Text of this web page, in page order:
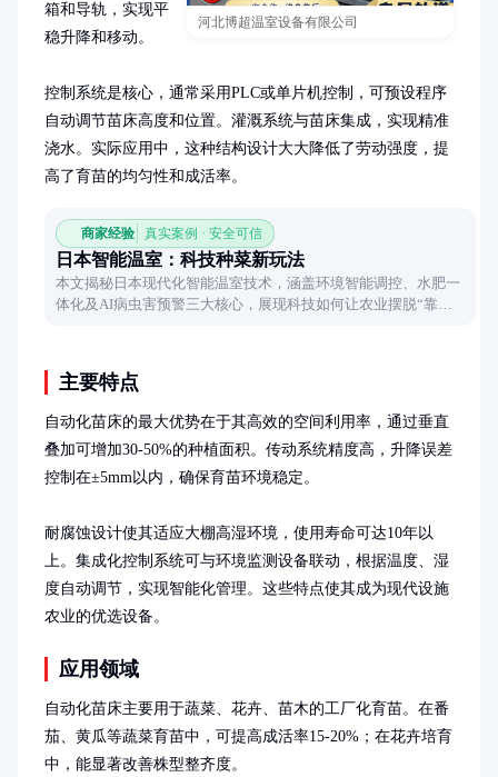
河北博超温室设备有限公司
箱和导轨，实现平
稳升降和移动。
控制系统是核心，通常采用PLC或单片机控制，可预设程序
自动调节苗床高度和位置。灌溉系统与苗床集成，实现精准
浇水。实际应用中，这种结构设计大大降低了劳动强度，提
高了育苗的均匀性和成活率。
商家经验 真实案例 · 安全可信
日本智能温室：科技种菜新玩法
本文揭秘日本现代化智能温室技术，涵盖环境智能调控、水肥一
体化及AI病虫害预警三大核心，展现科技如何让农业摆脱“靠天
主要特点
自动化苗床的最大优势在于其高效的空间利用率，通过垂直
叠加可增加30-50%的种植面积。传动系统精度高，升降误差
控制在±5mm以内，确保育苗环境稳定。
耐腐蚀设计使其适应大棚高湿环境，使用寿命可达10年以
上。集成化控制系统可与环境监测设备联动，根据温度、湿
度自动调节，实现智能化管理。这些特点使其成为现代设施
农业的优选设备。
应用领域
自动化苗床主要用于蔬菜、花卉、苗木的工厂化育苗。在番
茄、黄瓜等蔬菜育苗中，可提高成活率15-20%；在花卉培育
中，能显著改善株型整齐度。